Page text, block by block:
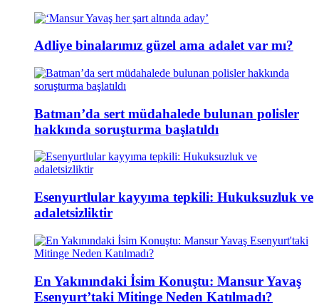
Adliye binalarımız güzel ama adalet var mı?
Batman’da sert müdahalede bulunan polisler
hakkında soruşturma başlatıldı
Esenyurtlular kayyıma tepkili: Hukuksuzluk ve
adaletsizliktir
En Yakınındaki İsim Konuştu: Mansur Yavaş
Esenyurt’taki Mitinge Neden Katılmadı?